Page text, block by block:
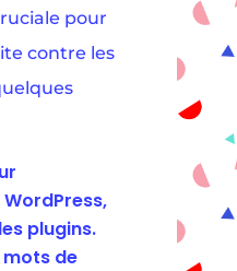
pour
contre les
plugins.
mots de